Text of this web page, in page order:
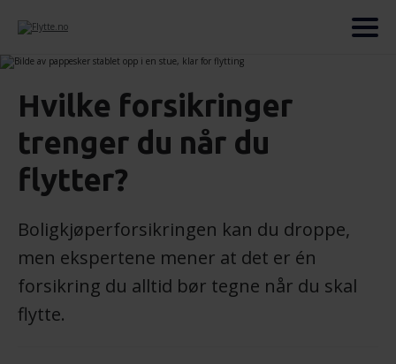
Hvilke forsikringer
trenger du når du
flytter?
Boligkjøperforsikringen kan du droppe,
men ekspertene mener at det er én
forsikring du alltid bør tegne når du skal
flytte.